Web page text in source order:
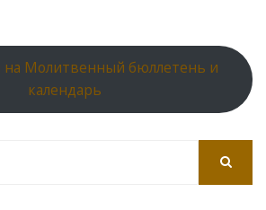
на Молитвенный бюллетень и
календарь